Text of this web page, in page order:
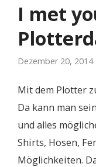
I met
Dezember 20, 2014
Mit dem Plotter
Da kann man
und alles
Shirts, Hosen,
Möglichkeiten.